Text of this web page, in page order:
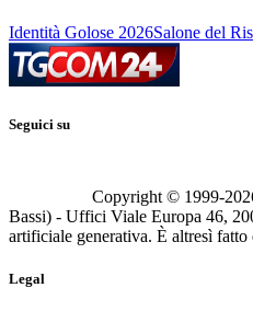
Identità Golose 2026Salone del
Seguici su
Copyright © 1999-
Bassi) - Uffici Viale Europa 46,
artificiale generativa. È altresì
Legal